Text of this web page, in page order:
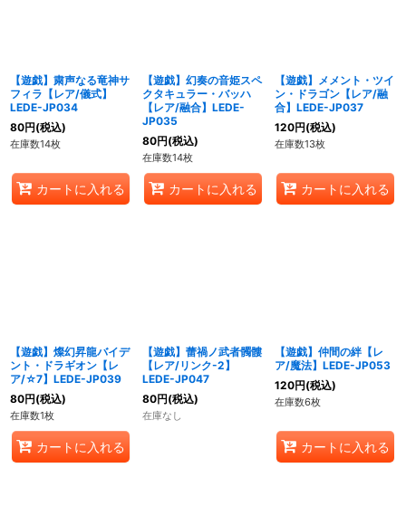
【遊戯】粛声なる竜神サ
フィラ【レア/儀式】
LEDE-JP034
80円(税込)
在庫数14枚
カートに入れる
【遊戯】幻奏の音姫スペ
クタキュラー・バッハ
【レア/融合】LEDE-
JP035
80円(税込)
在庫数14枚
カートに入れる
【遊戯】メメント・ツイ
ン・ドラゴン【レア/融
合】LEDE-JP037
120円(税込)
在庫数13枚
カートに入れる
【遊戯】燦幻昇龍バイデ
ント・ドラギオン【レ
ア/☆7】LEDE-JP039
80円(税込)
在庫数1枚
カートに入れる
【遊戯】蕾禍ノ武者髑髏
【レア/リンク-2】
LEDE-JP047
80円(税込)
在庫なし
【遊戯】仲間の絆【レ
ア/魔法】LEDE-JP053
120円(税込)
在庫数6枚
カートに入れる